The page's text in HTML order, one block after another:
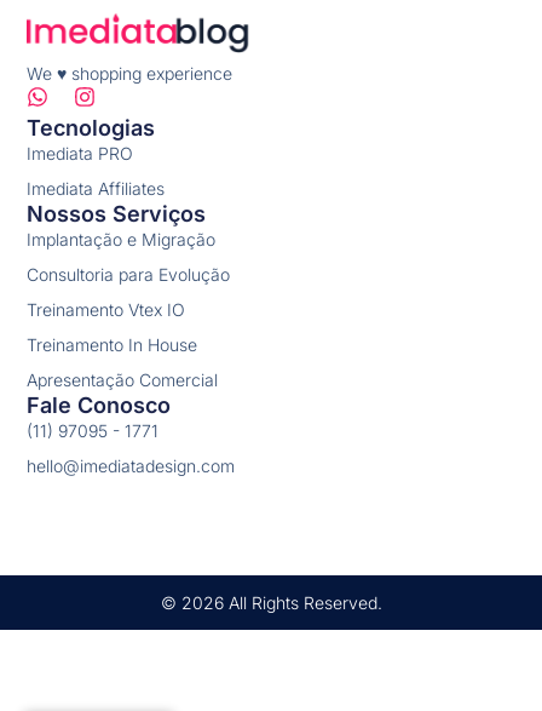
We ♥ shopping experience
Nossos Serviços
Implantação e Migração
Consultoria para Evolução
Treinamento Vtex IO
Treinamento In House
Apresentação Comercial
Tecnologias
Imediata PRO
Imediata Affiliates
Fale Conosco
(11) 97095 - 1771
hello@imediatadesign.com
© 2026 All Rights Reserved.